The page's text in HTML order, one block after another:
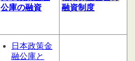
公庫の融資
融資制度
日本政策金
融公庫と